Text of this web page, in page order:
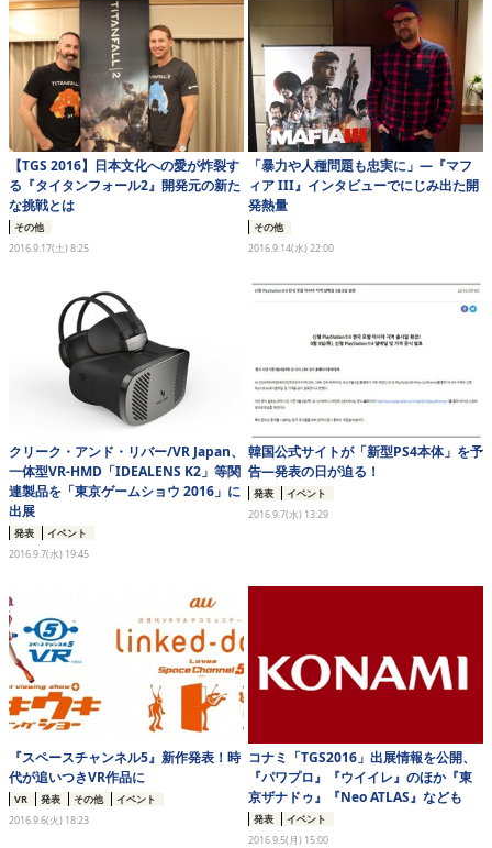
【TGS 2016】日本文化への愛が炸裂す
る『タイタンフォール2』開発元の新た
な挑戦とは
その他
2016.9.17(土) 8:25
「暴力や人種問題も忠実に」―『マフ
ィア III』インタビューでにじみ出た開
発熱量
その他
2016.9.14(水) 22:00
クリーク・アンド・リバー/VR Japan、
一体型VR-HMD「IDEALENS K2」等関
連製品を「東京ゲームショウ 2016」に
出展
発表
イベント
2016.9.7(水) 19:45
韓国公式サイトが「新型PS4本体」を予
告―発表の日が迫る！
発表
イベント
2016.9.7(水) 13:29
『スペースチャンネル5』新作発表！時
代が追いつきVR作品に
VR 発表 その他
イベント
2016.9.6(火) 18:23
コナミ「TGS2016」出展情報を公開、
『パワプロ』『ウイイレ』のほか『東
京ザナドゥ』『Neo ATLAS』なども
発表
イベント
2016.9.5(月) 15:00